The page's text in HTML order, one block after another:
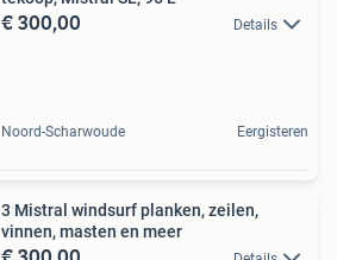
€ 300,00 Details
Noord-Scharwoude Eergisteren
3 Mistral windsurf planken, zeilen,
vinnen, masten en meer